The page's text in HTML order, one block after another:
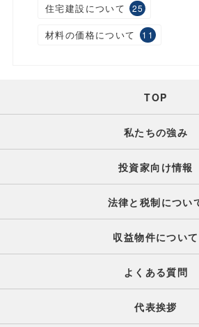
住宅建設について 25
材料の価格について 11
TOP
私たちの強み
投資家向け情報
法律と税制につい
収益物件について
よくある質問
代表挨拶